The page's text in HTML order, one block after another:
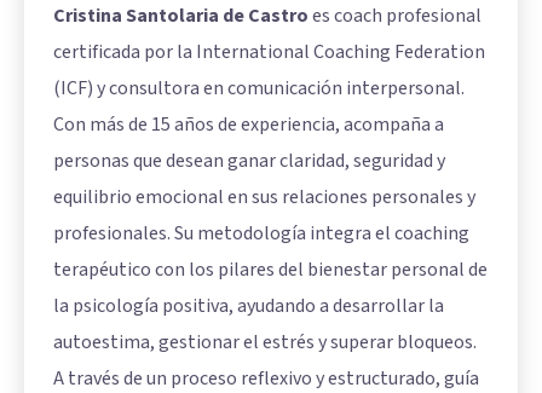
Cristina Santolaria de Castroes coach profesional
certificada por la International Coaching Federation
(ICF) y consultora en comunicación interpersonal.
Con más de 15 años de experiencia, acompaña a
personas que desean ganar claridad, seguridad y
equilibrio emocional en sus relaciones personales y
profesionales. Su metodología integra el coaching
terapéutico con los pilares del bienestar personal de
la psicología positiva, ayudando a desarrollar la
autoestima, gestionar el estrés y superar bloqueos.
A través de un proceso reflexivo y estructurado, guía